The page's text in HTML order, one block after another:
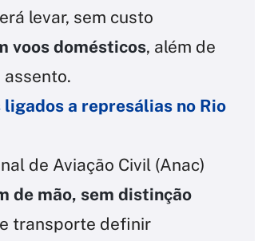
levar, sem custo
voos domésticos, além de
assento.
a represálias no Rio
de Aviação Civil (Anac)
de mão, sem distinção
transporte definir